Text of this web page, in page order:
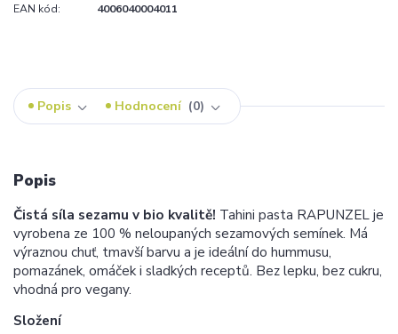
EAN kód: 4006040004011
Popis Hodnocení 0
Popis
Čistá síla sezamu v bio kvalitě! Tahini pasta RAPUNZEL je
vyrobena ze 100 % neloupaných sezamových semínek. Má
výraznou chuť, tmavší barvu a je ideální do hummusu,
pomazánek, omáček i sladkých receptů. Bez lepku, bez cukru,
vhodná pro vegany.
Složení